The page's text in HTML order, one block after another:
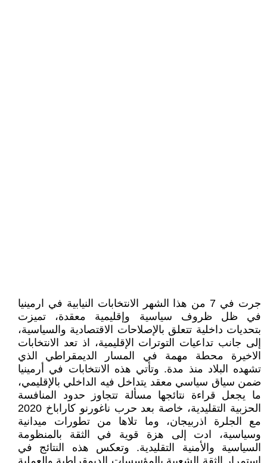
جرت في 7 من هذا الشهر الانتخابات النيابية في ارمينيا
في ظل ظروف سياسية وإقليمية معقدة، تميزت
بتحديات داخلية تتعلق بالإصلاحات الاقتصادية والسياسية،
إلى جانب تداعيات التوترات الإقليمية، اذ تعد الانتخابات
الاخيرة محطة مهمة في المسار الديمقراطي الذي
تشهده البلاد منذ مدة. وتأتي هذه الانتخابات في أرمينيا
ضمن سياق سياسي معقد يتداخل فيه الداخلي بالإقليمي،
ما يجعل قراءة نتائجها مسألة تتجاوز حدود المنافسة
الحزبية التقليدية، خاصة بعد حرب ناغورنو كاراباخ 2020
مع الجلرة اذربيجان، وما تلاها من تطورات ميدانية
وسياسية، ادت إلى هزة قوية في الثقة بالمنظومة
السياسية والأمنية التقليدية. وتعكس هذه النتائج في